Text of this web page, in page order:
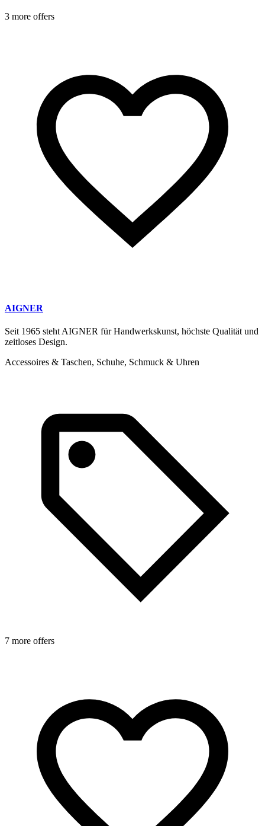
3 more offers
AIGNER
Seit 1965 steht AIGNER für Handwerkskunst, höchste Qualität und
zeitloses Design.
Accessoires & Taschen, Schuhe, Schmuck & Uhren
7 more offers